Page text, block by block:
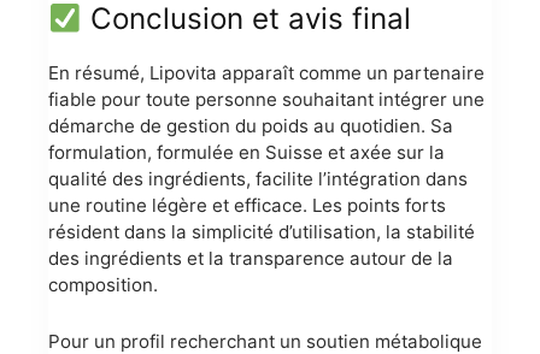
Conclusion et avis final
En résumé, Lipovita apparaît comme un partenaire
fiable pour toute personne souhaitant intégrer une
démarche de gestion du poids au quotidien. Sa
formulation, formulée en Suisse et axée sur la
qualité des ingrédients, facilite l’intégration dans
une routine légère et efficace. Les points forts
résident dans la simplicité d’utilisation, la stabilité
des ingrédients et la transparence autour de la
composition.
Pour un profil recherchant un soutien métabolique